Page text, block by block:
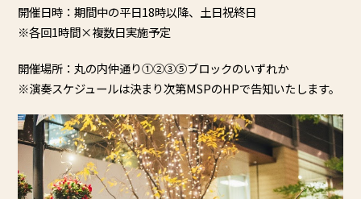
開催日時：期間中の平日18時以降、土日祝終日
※各回1時間×複数日実施予定
開催場所：丸の内仲通り①②③⑤ブロックのいずれか
※演奏スケジュールは決まり次第MSPのHPで告知いたします。